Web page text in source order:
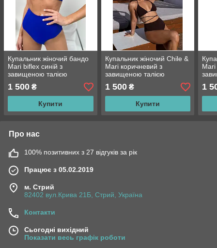
Купальник жіночий бандо
Mari biflex синій з
завищеною талією
1 500 ₴
Купити
Купальник жіночий Chile &
Mari коричневий з
завищеною талією
1 500₴
Купити
Mari
1
Про нас
100% позитивних з 27 відгуків за рік
Працює з 05.02.2019
м. Стрий
82402 вул.Крива 21Б, Стрий, Україна
Контакти
Сьогодні вихідний
Показати весь графік роботи